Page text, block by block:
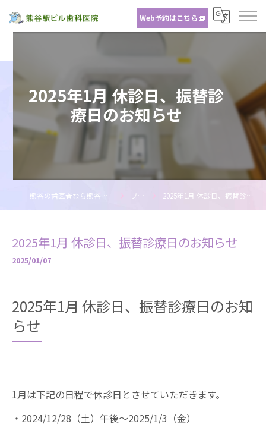
Web予約はこちら
2025年1月 休診日、振替診
療日のお知らせ
熊谷の歯医者なら熊谷駅ビル歯科医院 ブログ 2025年1月 休診日、振替診療日のお知らせ
2025年1月 休診日、振替診療日のお知らせ
2025/01/07
2025年1月 休診日、振替診療日のお知
らせ
1月は下記の日程で休診日とさせていただきます。
・2024/12/28（土）午後〜2025/1/3（金）